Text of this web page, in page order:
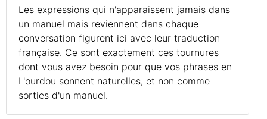
Les expressions qui n'apparaissent jamais dans
un manuel mais reviennent dans chaque
conversation figurent ici avec leur traduction
française. Ce sont exactement ces tournures
dont vous avez besoin pour que vos phrases en
L'ourdou sonnent naturelles, et non comme
sorties d'un manuel.